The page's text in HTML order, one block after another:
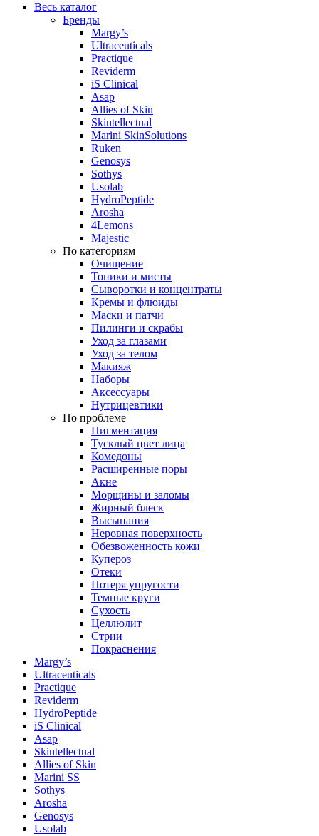
Весь каталог
Бренды
Margy’s
Ultraceuticals
Practique
Reviderm
iS Clinical
Asap
Allies of Skin
Skintellectual
Marini SkinSolutions
Ruken
Genosys
Sothys
Usolab
HydroPeptide
Arosha
4Lemons
Majestic
По категориям
Очищение
Тоники и мисты
Сыворотки и концентраты
Кремы и флюиды
Маски и патчи
Пилинги и скрабы
Уход за глазами
Уход за телом
Макияж
Наборы
Аксессуары
Нутрицевтики
По проблеме
Пигментация
Тусклый цвет лица
Комедоны
Расширенные поры
Акне
Морщины и заломы
Жирный блеск
Высыпания
Неровная поверхность
Обезвоженность кожи
Купероз
Отеки
Потеря упругости
Темные круги
Сухость
Целлюлит
Стрии
Покраснения
Margy’s
Ultraceuticals
Practique
Reviderm
HydroPeptide
iS Clinical
Asap
Skintellectual
Allies of Skin
Marini SS
Sothys
Arosha
Genosys
Usolab